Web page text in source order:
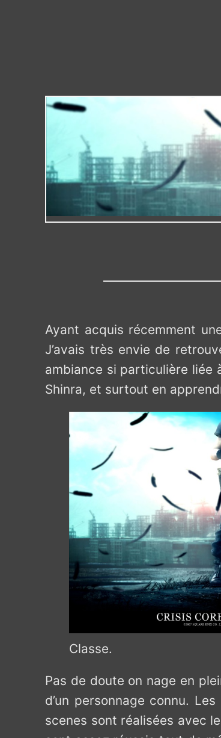
Ayant acquis récemment
J’avais très envie de
ambiance si particulière liée
Shinra, et surtout en
Classe.
Pas de doute on nage en
d’un personnage connu.
scenes sont réalisées avec